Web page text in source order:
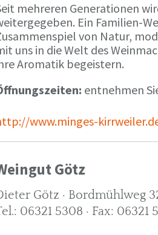
mehreren Generationen
Ein Familien-
von Natur,
uns in die Welt des
Aromatik begeistern.
entnehmen
www.minges-
Götz
Götz · Bordmühlweg
06321 5308 · Fax: